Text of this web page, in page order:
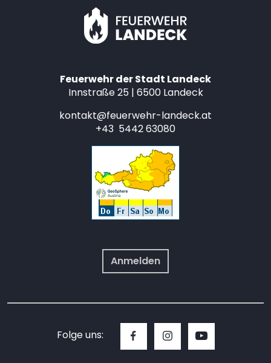
Feuerwehr der Stadt Landeck
Innstraße 25 | 6500 Landeck
kontakt@feuerwehr-landeck.at
+43 5442 63080
Anmelden
Folge uns: